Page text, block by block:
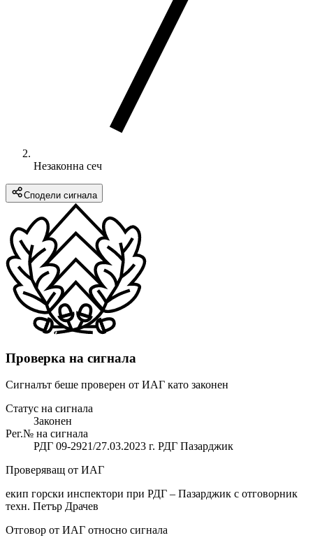
Незаконна сеч
Сподели сигнала
Проверка на сигнала
Сигналът беше проверен от ИАГ като законен
Статус на сигнала
Законен
Рег.№ на сигнала
РДГ 09-2921/27.03.2023 г. РДГ Пазарджик
Проверяващ от ИАГ
екип горски инспектори при РДГ – Пазарджик с отговорник
техн. Петър Драчев
Отговор от ИАГ относно сигнала